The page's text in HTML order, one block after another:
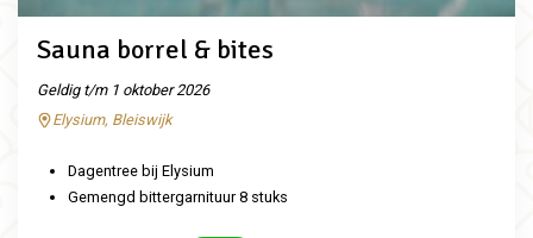
Sauna borrel & bites
Geldig t/m 1 oktober 2026
Elysium, Bleiswijk
Dagentree bij Elysium
Gemengd bittergarnituur 8 stuks